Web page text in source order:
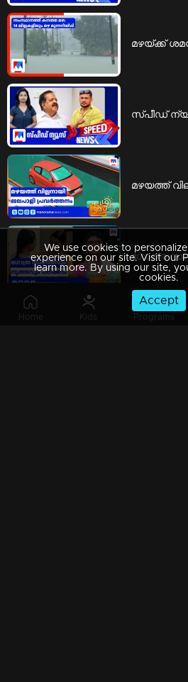
Home Kids Programs
We use cookies to
experience on our site. Visit our
learn more. By using our site,
cookies.
Accept